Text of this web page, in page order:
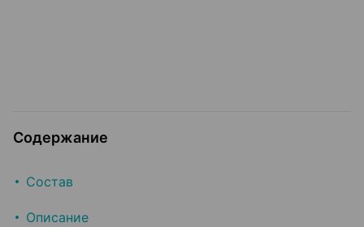
Содержание
Состав
Описание